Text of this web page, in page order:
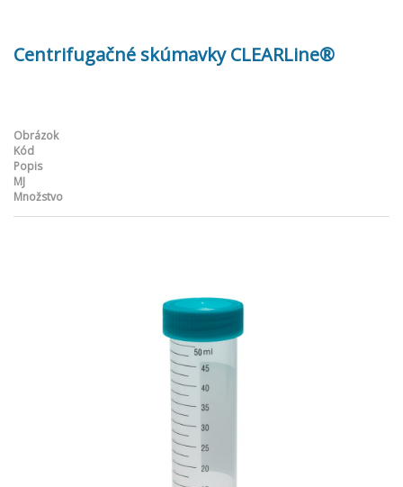
Centrifugačné skúmavky CLEARLine®
Obrázok
Kód
Popis
MJ
Množstvo